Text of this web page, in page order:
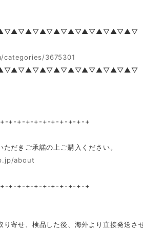
3675301
+-+-+-+-+-+-+-+-+-+
だきご承諾の上ご購入ください。
about
+-+-+-+-+-+-+-+-+-+
り寄せ、検品した後、海外より直接発送